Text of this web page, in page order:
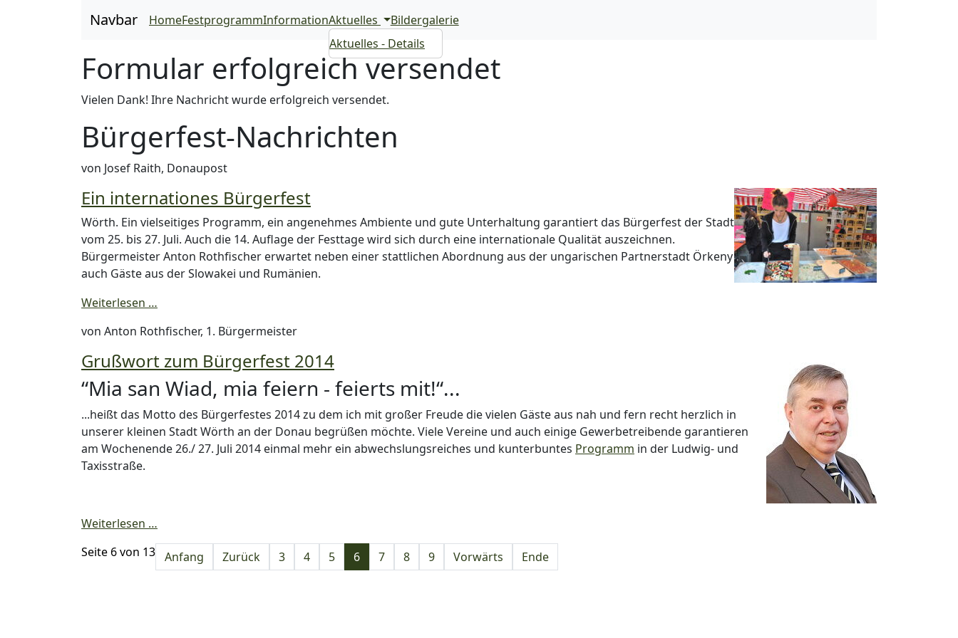
Navbar HomeFestprogrammInformationAktuelles
Aktuelles - Details
Bildergalerie
Formular erfolgreich versendet
Vielen Dank! Ihre Nachricht wurde erfolgreich versendet.
Bürgerfest-Nachrichten
von Josef Raith, Donaupost
Ein internationes Bürgerfest
Wörth. Ein vielseitiges Programm, ein angenehmes Ambiente und gute Unterhaltung garantiert das Bürgerfest der Stadt
vom 25. bis 27. Juli. Auch die 14. Auflage der Festtage wird sich durch eine internationale Qualität auszeichnen.
Bürgermeister Anton Rothfischer erwartet neben einer stattlichen Abordnung aus der ungarischen Partnerstadt Örkeny
auch Gäste aus der Slowakei und Rumänien.
Weiterlesen …
von Anton Rothfischer, 1. Bürgermeister
Grußwort zum Bürgerfest 2014
“Mia san Wiad, mia feiern - feierts mit!“...
...heißt das Motto des Bürgerfestes 2014 zu dem ich mit großer Freude die vielen Gäste aus nah und fern recht herzlich in
unserer kleinen Stadt Wörth an der Donau begrüßen möchte. Viele Vereine und auch einige Gewerbetreibende garantieren
am Wochenende 26./ 27. Juli 2014 einmal mehr ein abwechslungsreiches und kunterbuntes Programm in der Ludwig- und
Taxisstraße.
Weiterlesen …
Seite 6 von 13 Anfang Zurück 3 4 5 6 7 8 9 Vorwärts Ende